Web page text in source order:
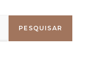
site
PESQUISAR